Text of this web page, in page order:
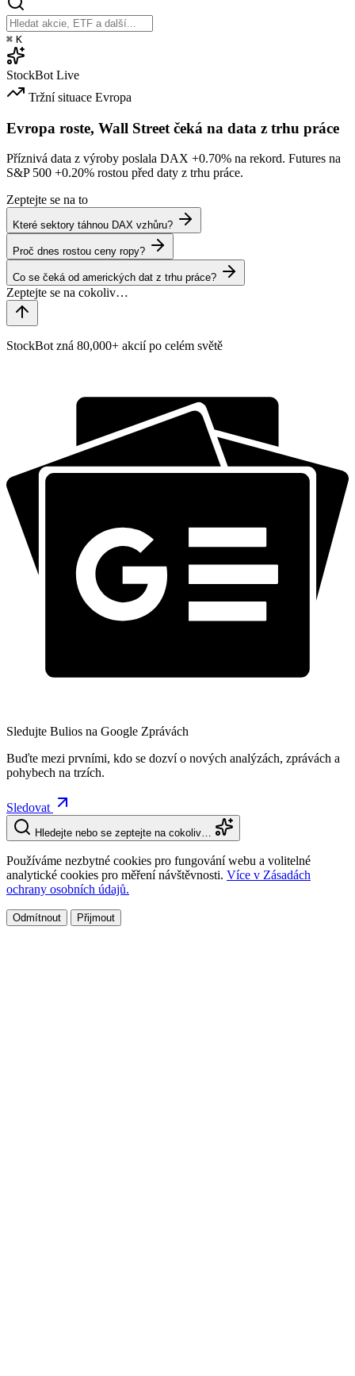
⌘ K
StockBot Live
Tržní situace Evropa
Evropa roste, Wall Street čeká na data z trhu práce
Příznivá data z výroby poslala DAX +0.70% na rekord. Futures na
S&P 500 +0.20% rostou před daty z trhu práce.
Zeptejte se na to
Které sektory táhnou DAX vzhůru?
Proč dnes rostou ceny ropy?
Co se čeká od amerických dat z trhu práce?
StockBot zná 80,000+ akcií po celém světě
Sledujte Bulios na Google Zprávách
Buďte mezi prvními, kdo se dozví o nových analýzách, zprávách a
pohybech na trzích.
Sledovat
Hledejte nebo se zeptejte na cokoliv…
Používáme nezbytné cookies pro fungování webu a volitelné
analytické cookies pro měření návštěvnosti. Více v Zásadách
ochrany osobních údajů.
Odmítnout Přijmout